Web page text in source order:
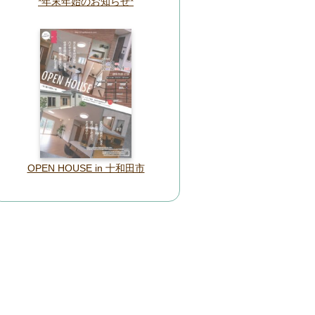
OPEN HOUSE in 十和田市